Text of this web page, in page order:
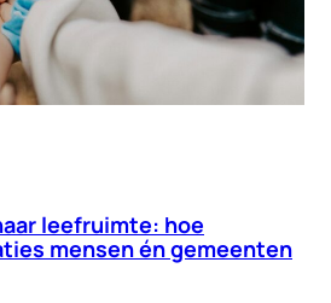
leefruimte: hoe
mensen én gemeenten